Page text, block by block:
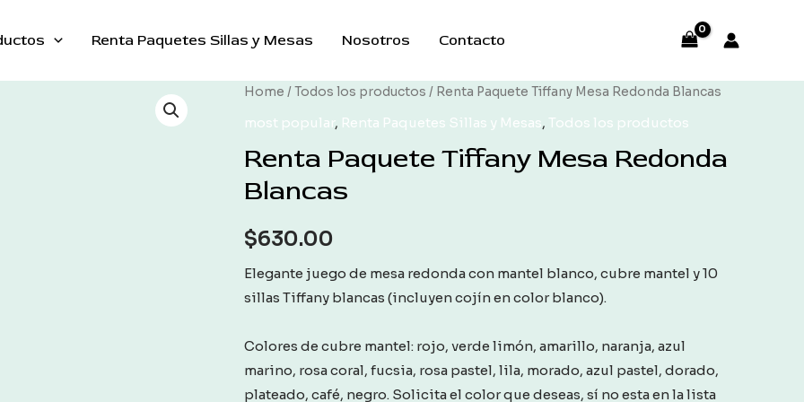
Renta Paquetes Sillas y Mesas Nosotros Contacto
Home /Todos los productos / Renta Paquete Tiffany Mesa Redonda Blancas
most popular, Renta Paquetes Sillas y Mesas, Todos los productos
Renta Paquete Tiffany Mesa Redonda
Blancas
$630.00
Elegante juego de mesa redonda con mantel blanco, cubre mantel y 10
sillas Tiffany blancas (incluyen cojín en color blanco).
Colores de cubre mantel: rojo, verde limón, amarillo, naranja, azul
marino, rosa coral, fucsia, rosa pastel, lila, morado, azul pastel, dorado,
plateado, café, negro. Solicita el color que deseas, sí no esta en la lista